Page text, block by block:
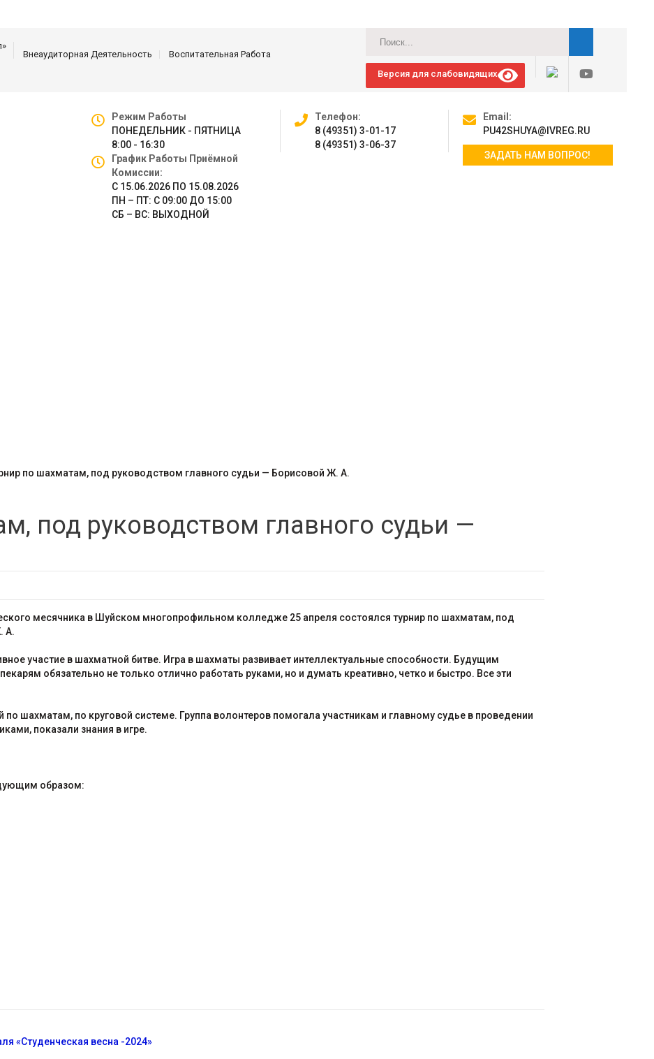
Внеаудиторная Деятельность
Воспитательная Работа
Версия для слабовидящих
Режим Работы
ПОНЕДЕЛЬНИК - ПЯТНИЦА
8:00 - 16:30
График Работы Приёмной
Комиссии:
С 15.06.2026 ПО 15.08.2026
ПН – ПТ: С 09:00 ДО 15:00
СБ – ВС: ВЫХОДНОЙ
Телефон:
8 (49351) 3-01-17
8 (49351) 3-06-37
Email:
PU42SHUYA@IVREG.RU
ЗАДАТЬ НАМ ВОПРОС!
по шахматам, под руководством главного судьи — Борисовой Ж. А.
под руководством главного судьи —
месячника в Шуйском многопрофильном колледже 25 апреля состоялся турнир по шахматам, под
А.
участие в шахматной битве. Игра в шахматы развивает интеллектуальные способности. Будущим
обязательно не только отлично работать руками, но и думать креативно, четко и быстро. Все эти
шахматам, по круговой системе. Группа волонтеров помогала участникам и главному судье в проведении
показали знания в игре.
образом:
«Студенческая весна -2024»